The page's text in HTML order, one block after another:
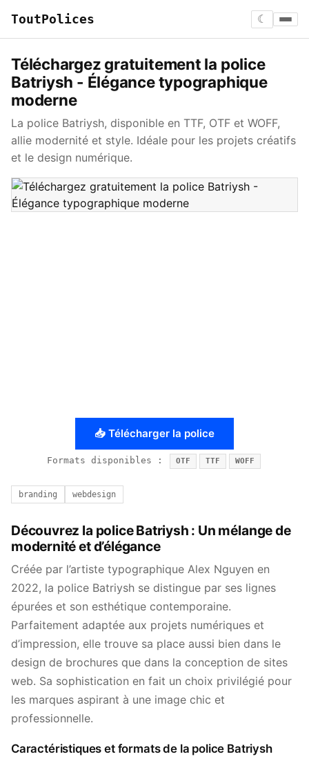
ToutPolices ☾
Téléchargez gratuitement la police
Batriysh - Élégance typographique
moderne
La police Batriysh, disponible en TTF, OTF et WOFF,
allie modernité et style. Idéale pour les projets créatifs
et le design numérique.
📥 Télécharger la police
Formats disponibles : OTF TTF WOFF
branding webdesign
Découvrez la police Batriysh : Un mélange de
modernité et d’élégance
Créée par l’artiste typographique Alex Nguyen en
2022, la police Batriysh se distingue par ses lignes
épurées et son esthétique contemporaine.
Parfaitement adaptée aux projets numériques et
d’impression, elle trouve sa place aussi bien dans le
design de brochures que dans la conception de sites
web. Sa sophistication en fait un choix privilégié pour
les marques aspirant à une image chic et
professionnelle.
Caractéristiques et formats de la police Batriysh